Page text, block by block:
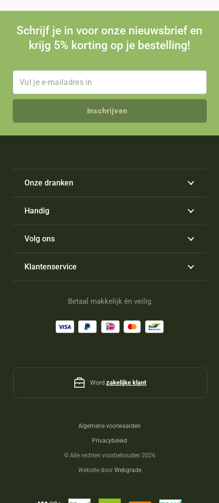
Schrijf je in voor onze nieuwsbrief en
krijg 5% korting op je bestelling!
Inschrijven
Onze dranken
Handig
Volg ons
Klantenservice
Betaal makkelijk én veilig
Word zakelijke klant
Algemene voorwaarden
Privacybeleid
© Alle rechten voorbehouden 2026
Website door Webgrade